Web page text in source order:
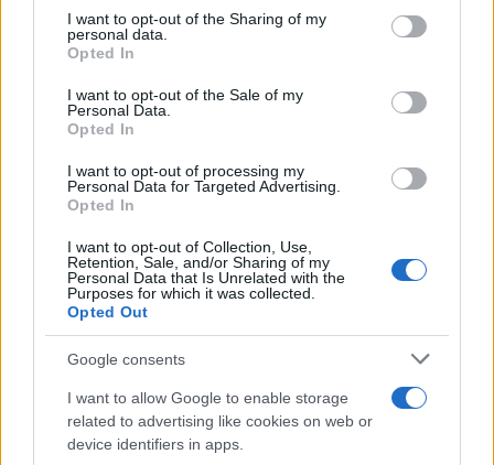
not limited to your visit or usage behaviour. You may click to
grant or deny consent to Google and its third-party tags to
use your data for below specified purposes in below Google
consent section.
I want to opt-out of the Sharing of my
personal data.
Opted In
I want to opt-out of the Sale of my
Personal Data.
Opted In
I want to opt-out of processing my
Personal Data for Targeted Advertising.
Opted In
I want to opt-out of Collection, Use,
Retention, Sale, and/or Sharing of my
Personal Data that Is Unrelated with the
Purposes for which it was collected.
Opted Out
Google consents
I want to allow Google to enable storage
related to advertising like cookies on web or
device identifiers in apps.
Βέλγιο: Από την κόλαση και μια ανάσα από τον
αποκλεισμό στο θαύμα και την πρόκριση με
μοναδικό τρόπο
Το Βέλγιο ήταν με το ενάμισι πόδι εκτός Μουντιάλ στο 85',
στην ιστορία.
02.07.2026 15:12